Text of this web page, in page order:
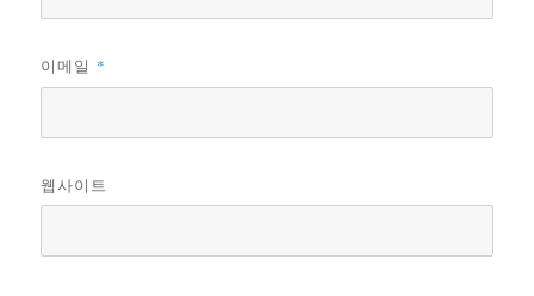
이메일 *
웹사이트